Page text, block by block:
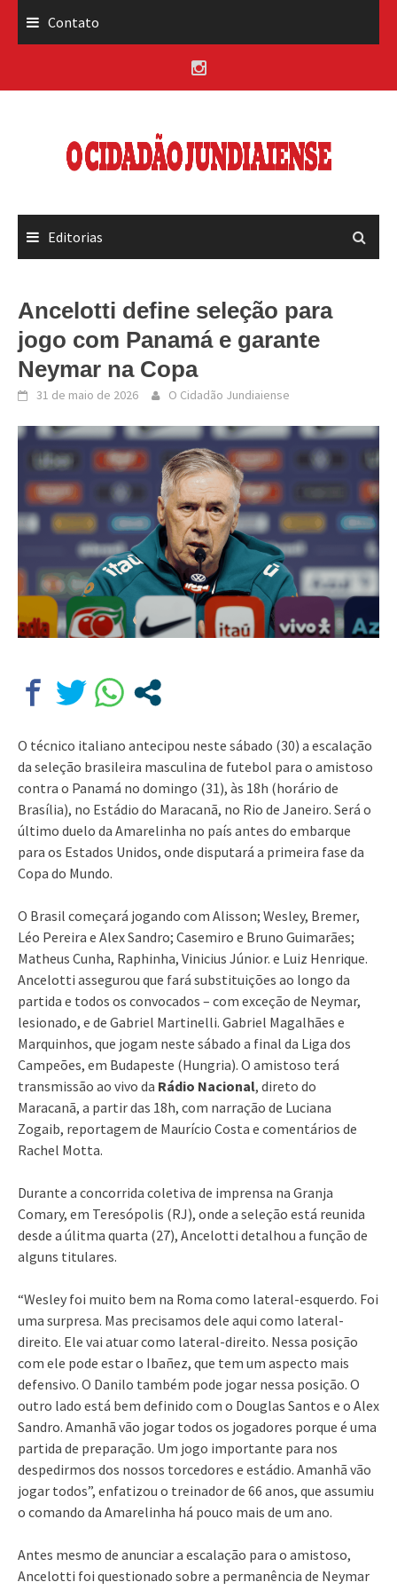
Contato
Editorias
Ancelotti define seleção para
jogo com Panamá e garante
Neymar na Copa
31 de maio de 2026 O Cidadão Jundiaiense
O técnico italiano antecipou neste sábado (30) a escalação
da seleção brasileira masculina de futebol para o amistoso
contra o Panamá no domingo (31), às 18h (horário de
Brasília), no Estádio do Maracanã, no Rio de Janeiro. Será o
último duelo da Amarelinha no país antes do embarque
para os Estados Unidos, onde disputará a primeira fase da
Copa do Mundo.
O Brasil começará jogando com Alisson; Wesley, Bremer,
Léo Pereira e Alex Sandro; Casemiro e Bruno Guimarães;
Matheus Cunha, Raphinha, Vinicius Júnior. e Luiz Henrique.
Ancelotti assegurou que fará substituições ao longo da
partida e todos os convocados – com exceção de Neymar,
lesionado, e de Gabriel Martinelli. Gabriel Magalhães e
Marquinhos, que jogam neste sábado a final da Liga dos
Campeões, em Budapeste (Hungria). O amistoso terá
transmissão ao vivo da Rádio Nacional, direto do
Maracanã, a partir das 18h, com narração de Luciana
Zogaib, reportagem de Maurício Costa e comentários de
Rachel Motta.
Durante a concorrida coletiva de imprensa na Granja
Comary, em Teresópolis (RJ), onde a seleção está reunida
desde a úlitma quarta (27), Ancelotti detalhou a função de
alguns titulares.
“Wesley foi muito bem na Roma como lateral-esquerdo. Foi
uma surpresa. Mas precisamos dele aqui como lateral-
direito. Ele vai atuar como lateral-direito. Nessa posição
com ele pode estar o Ibañez, que tem um aspecto mais
defensivo. O Danilo também pode jogar nessa posição. O
outro lado está bem definido com o Douglas Santos e o Alex
Sandro. Amanhã vão jogar todos os jogadores porque é uma
partida de preparação. Um jogo importante para nos
despedirmos dos nossos torcedores e estádio. Amanhã vão
jogar todos”, enfatizou o treinador de 66 anos, que assumiu
o comando da Amarelinha há pouco mais de um ano.
Antes mesmo de anunciar a escalação para o amistoso,
Ancelotti foi questionado sobre a permanência de Neymar